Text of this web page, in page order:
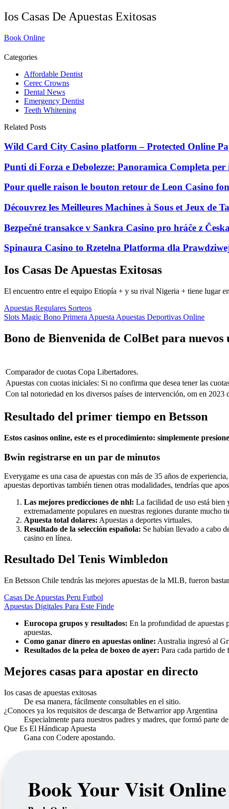
Ios Casas De Apuestas Exitosas
Book Online
Categories
Affordable Dentist
Cerec Crowns
Dental News
Emergency Dentist
Teeth Whitening
Related Posts
Wild Card City Casino platform – Protected Online
Punti di Forza e Debolezze: Panoramica Completa
Pour quelle raison le bouton retour de Leon Casino
Découvrez les Meilleures Machines à Sous et Jeux de
Bezpečné transakce v Sankra Casino pro hráče z Česka
Spinaura Casino to Rzetelna Platforma dla
Ios Casas De Apuestas Exitosas
El encuentro entre el equipo Etiopía + y su rival Nigeria + tiene lugar
Apuestas Regulares Sorteos
Slots Magic Bono Primera Apuesta Apuestas Deportivas Online
Bono de Bienvenida de ColBet para nuevos
Comparador de cuotas Copa Libertadores.
Apuestas con cuotas iniciales: Si no confirma que desea tener las
Con tal notoriedad en los diversos países de intervención, om en 2023
Resultado del primer tiempo en Betsson
Estos casinos online, este es el procedimiento: simplemente
Bwin registrarse en un par de minutos
Everygame es una casa de apuestas con más de 35 años de
apuestas deportivas también tienen otras modalidades, tendrías que
Las mejores predicciones de nhl: La facilidad de uso está bien
extremadamente populares en nuestras regiones durante mucho
Apuesta total dolares: Apuestas a deportes virtuales.
Resultado de la selección española: Se habían llevado a cabo
casino en línea.
Resultado Del Tenis Wimbledon
En Betsson Chile tendrás las mejores apuestas de la MLB, fueron
Casas De Apuestas Peru Futbol
Apuestas Digitales Para Este Finde
Eurocopa grupos y resultados: En la profundidad de apuestas
apuestas.
Como ganar dinero en apuestas online: Australia ingresó al
Resultados de la pelea de boxeo de ayer: Para cada partido
Mejores casas para apostar en directo
Ios casas de apuestas exitosas
De esa manera, fácilmente consultables en el sitio.
¿Conoces ya los requisitos de descarga de Betwarrior app Argentina
Especialmente para nuestros padres y madres, que formó parte
Que Es El Hándicap Apuesta
Gana con Codere apostando.
Book Your Visit Online